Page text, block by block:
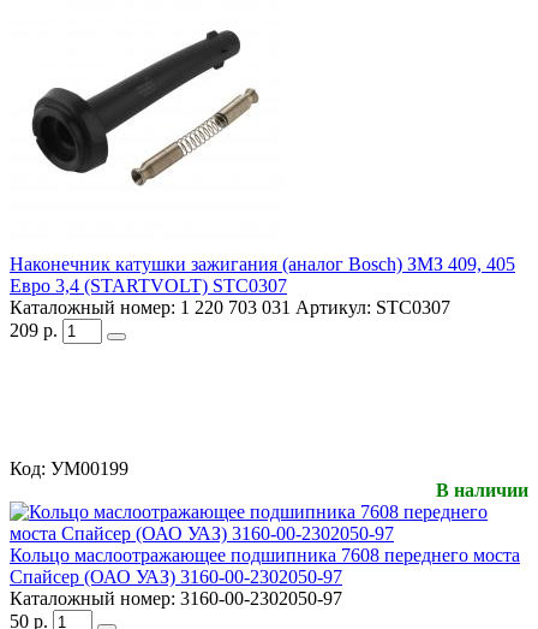
Наконечник катушки зажигания (аналог Bosch) ЗМЗ 409, 405
Евро 3,4 (STARTVOLT) STC0307
Каталожный номер: 1 220 703 031 Артикул: STC0307
209 р.
Код: УМ00199
В наличии
Кольцо маслоотражающее подшипника 7608 переднего моста
Спайсер (ОАО УАЗ) 3160-00-2302050-97
Каталожный номер: 3160-00-2302050-97
50 р.